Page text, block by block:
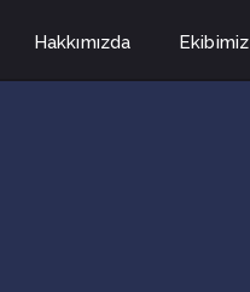
Hakkımızda Ekibimiz